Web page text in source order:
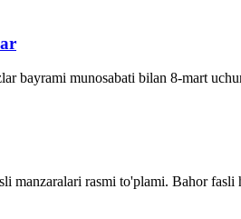
bayrami munosabati bilan 8-mart
manzaralari rasmi to'plami. Bahor